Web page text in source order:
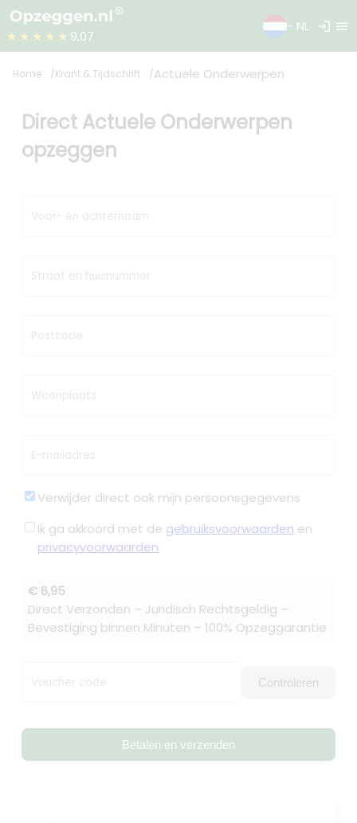
★★★★★ 9.07
- NL login menu
Home Krant & Tijdschrift Actuele Onderwerpen
Direct Actuele Onderwerpen
opzeggen
Voor- en achternaam
Straat en huisnummer
Postcode
Woonplaats
E-mailadres
Verwijder direct ook mijn persoonsgegevens
Ik ga akkoord met de gebruiksvoorwaarden en
privacyvoorwaarden
€ 6,95
Direct Verzonden – Juridisch Rechtsgeldig –
Bevestiging binnen Minuten – 100% Opzeggarantie
Voucher code Controleren
Betalen en verzenden